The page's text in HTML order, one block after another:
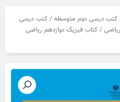
g
r
m
r
a
کتب درسی دوم متوسطه / کتب درسی
/ کتاب فیزیک دوازدهم ریاضی